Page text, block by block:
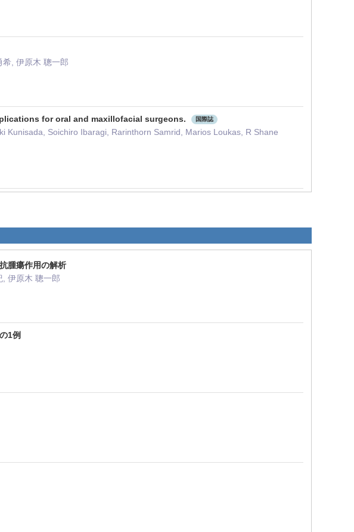
, 伊原木 聰一郎
for oral and maxillofacial surgeons. 国際誌
Kunisada, Soichiro Ibaragi, Rarinthorn Samrid, Marios Loukas, R Shane
腫瘍作用の解析
伊原木 聰一郎
1例